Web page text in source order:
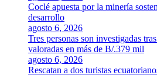
Coclé apuesta por la minería
desarrollo
agosto 6, 2026
Tres personas son investigadas
valoradas en más de B/.379 mil
agosto 6, 2026
Rescatan a dos turistas